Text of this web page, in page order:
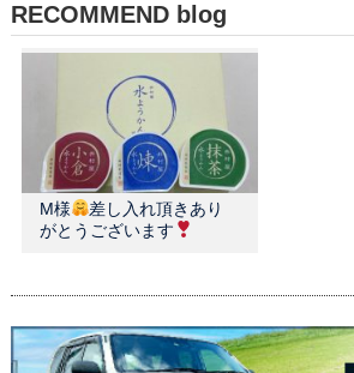
RECOMMEND blog
M様
差し入れ頂きあり
がとうございます